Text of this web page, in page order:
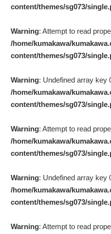
content/themes/sg073/
Warning: Attempt to read
/home/kumakawa/
content/themes/sg073/
Warning: Undefined array key
/home/kumakawa/
content/themes/sg073/
Warning: Attempt to read
/home/kumakawa/
content/themes/sg073/
Warning: Undefined array key
/home/kumakawa/
content/themes/sg073/
Warning: Attempt to read